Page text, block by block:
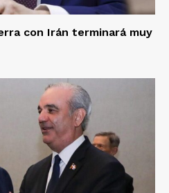
con Irán terminará muy